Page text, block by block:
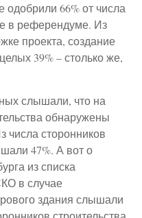
одобрили 66% от числа
в референдуме. Из
проекта, создание
39% – столько же,
слышали, что на
обнаружены
числа сторонников
47%. А вот о
из списка
в случае
здания слышали